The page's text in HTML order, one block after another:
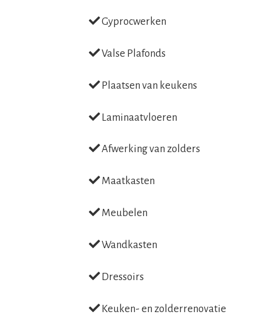
Gyprocwerken
Valse Plafonds
Plaatsen van keukens
Laminaatvloeren
Afwerking van zolders
Maatkasten
Meubelen
Wandkasten
Dressoirs
Keuken- en zolderrenovatie